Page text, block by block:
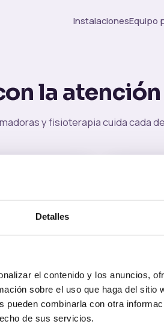
Detalles
el contenido y los anuncios,
sobre el uso que haga del sitio
combinarla con otra
de sus servicios.
InstalacionesEquipo
la
y fisioterapia cuida cada
y emocional.